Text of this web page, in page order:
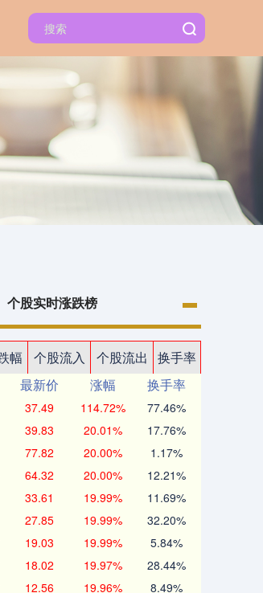
个股实时涨跌榜
幅 个股流入 个股流出
换手率
最新价 涨幅
换手率
37.49 114.72% 77.46%
39.83 20.01% 17.76%
77.82 20.00% 1.17%
64.32 20.00% 12.21%
33.61 19.99% 11.69%
27.85 19.99% 32.20%
19.03 19.99% 5.84%
18.02 19.97% 28.44%
12.56 19.96% 8.49%